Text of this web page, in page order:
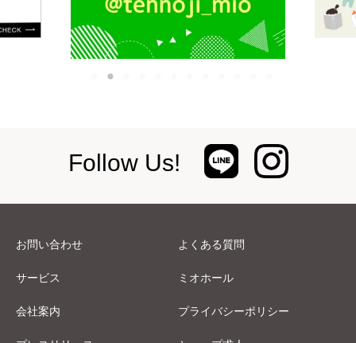
Follow Us!
お問い合わせ よくある質問
サービス ミオホール
会社案内 プライバシーポリシー